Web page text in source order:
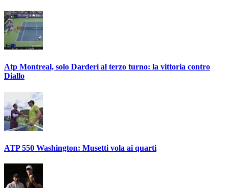
Atp Montreal, solo Darderi al terzo turno: la vittoria contro
Diallo
ATP 550 Washington: Musetti vola ai quarti